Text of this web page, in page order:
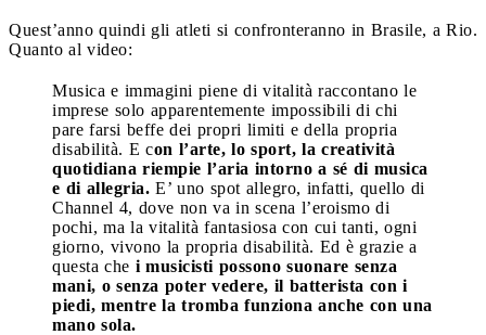
Quest’anno quindi gli atleti si confronteranno in Brasile, a Rio.
Quanto al video:
Musica e immagini piene di vitalità raccontano le
imprese solo apparentemente impossibili di chi
pare farsi beffe dei propri limiti e della propria
disabilità. E con l’arte, lo sport, la creatività
quotidiana riempie l’aria intorno a sé di musica
e di allegria. E’ uno spot allegro, infatti, quello di
Channel 4, dove non va in scena l’eroismo di
pochi, ma la vitalità fantasiosa con cui tanti, ogni
giorno, vivono la propria disabilità. Ed è grazie a
questa che i musicisti possono suonare senza
mani, o senza poter vedere, il batterista con i
piedi, mentre la tromba funziona anche con una
mano sola.